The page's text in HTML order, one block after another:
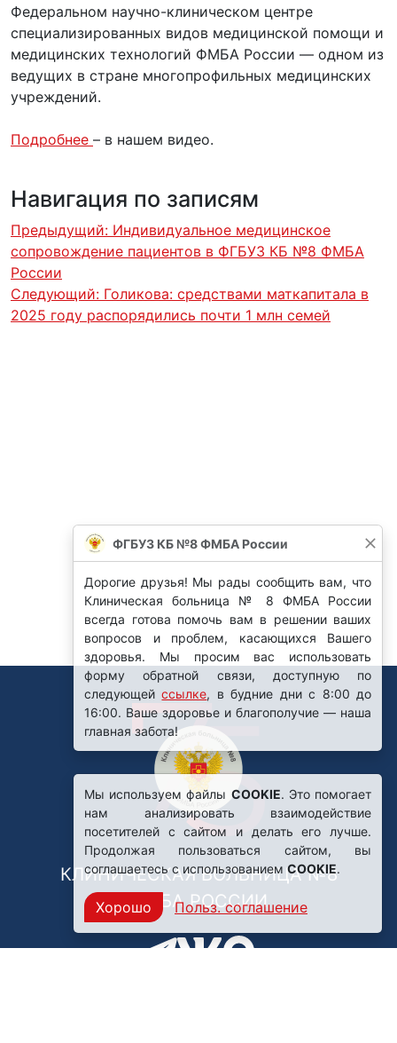
Федеральном научно-клиническом центре
специализированных видов медицинской помощи и
медицинских технологий ФМБА России — одном из
ведущих в стране многопрофильных медицинских
учреждений.
Подробнее – в нашем видео.
Навигация по записям
Предыдущий: Индивидуальное медицинское
сопровождение пациентов в ФГБУЗ КБ №8 ФМБА
России
Следующий: Голикова: средствами маткапитала в
2025 году распорядились почти 1 млн семей
КЛИНИЧЕСКАЯ БОЛЬНИЦА №8
ФМБА РОССИИ
ФГБУЗ КБ №8 ФМБА России
Дорогие друзья! Мы рады сообщить вам, что
Клиническая больница № 8 ФМБА России
всегда готова помочь вам в решении ваших
вопросов и проблем, касающихся Вашего
здоровья. Мы просим вас использовать
форму обратной связи, доступную по
следующейссылке, в будние дни с 8:00 до
16:00. Ваше здоровье и благополучие — наша
главная забота!
Мы используем файлы COOKIE. Это помогает
нам анализировать взаимодействие
посетителей с сайтом и делать его лучше.
Продолжая пользоваться сайтом, вы
соглашаетесь с использованиемCOOKIE.
Хорошо Польз. соглашение